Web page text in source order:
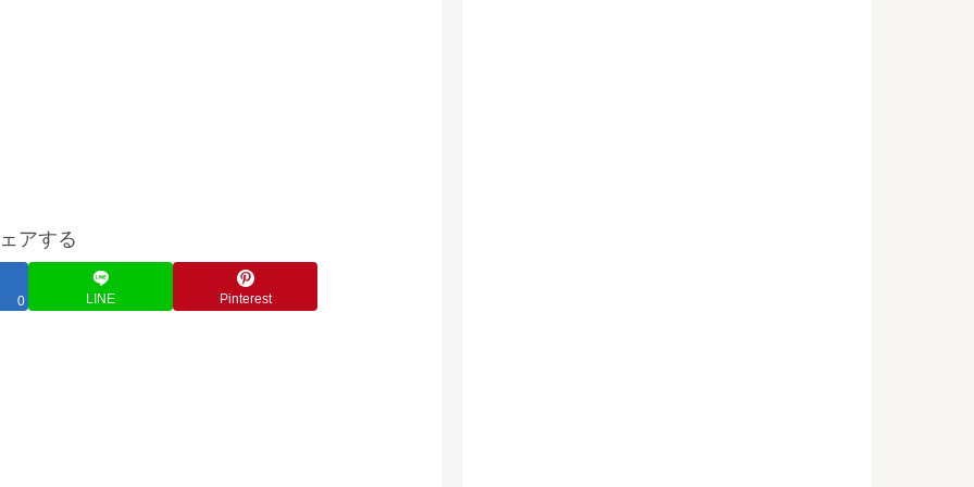
アする
0 LINE Pinterest